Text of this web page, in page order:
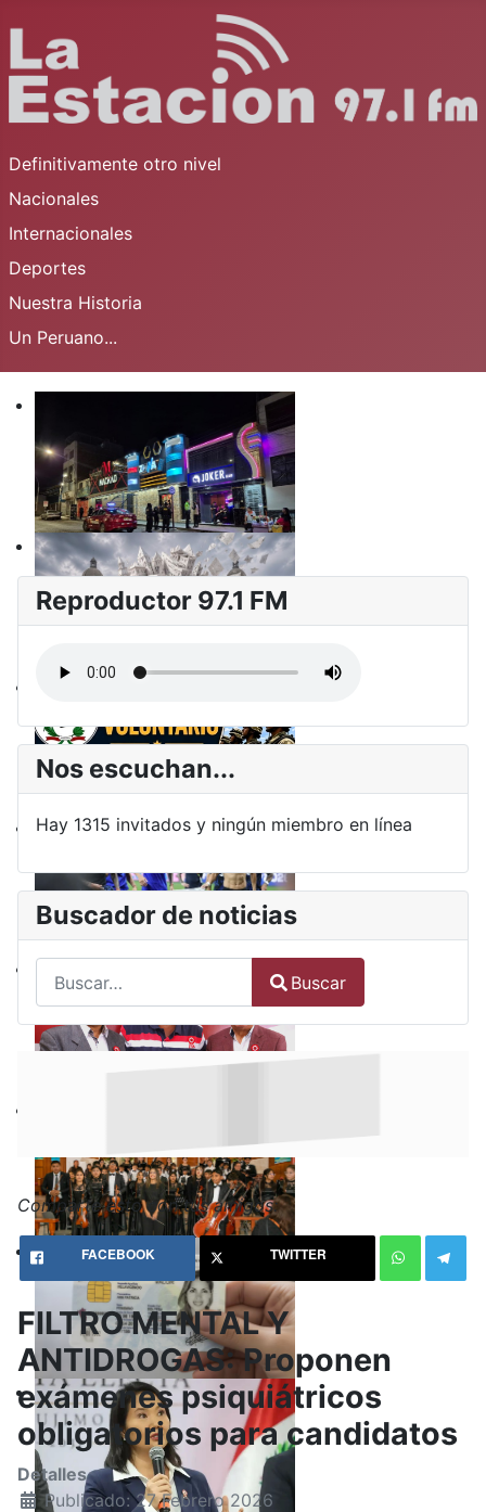
Definitivamente otro nivel
Nacionales
Internacionales
Deportes
Nuestra Historia
Un Peruano...
Reproductor 97.1 FM
Nos escuchan...
Hay 1315 invitados y ningún miembro en línea
Buscador de noticias
Type 2 or more characters for results.
Buscar
Comparte esto con tus amigos:
FACEBOOK TWITTER
FILTRO MENTAL Y
ANTIDROGAS: Proponen
exámenes psiquiátricos
obligatorios para candidatos
Detalles
Publicado: 27 Febrero 2026